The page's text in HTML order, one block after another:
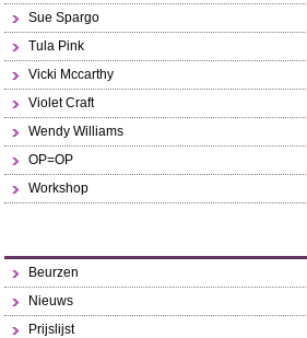
Sue Spargo
Tula Pink
Vicki Mccarthy
Violet Craft
Wendy Williams
OP=OP
Workshop
Beurzen
Nieuws
Prijslijst